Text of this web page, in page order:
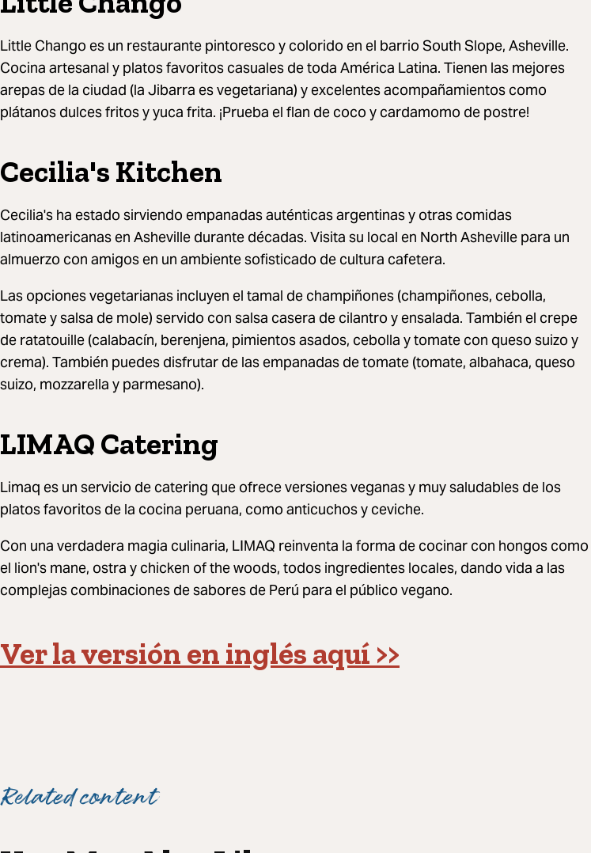
Little Chango es un restaurante pintoresco y colorido en el barrio South Slope, Asheville.
Cocina artesanal y platos favoritos casuales de toda América Latina. Tienen las mejores
arepas de la ciudad (la Jibarra es vegetariana) y excelentes acompañamientos como
plátanos dulces fritos y yuca frita. ¡Prueba el flan de coco y cardamomo de postre!
Cecilia's Kitchen
Cecilia's ha estado sirviendo empanadas auténticas argentinas y otras comidas
latinoamericanas en Asheville durante décadas. Visita su local en North Asheville para un
almuerzo con amigos en un ambiente sofisticado de cultura cafetera.
Las opciones vegetarianas incluyen el tamal de champiñones (champiñones, cebolla,
tomate y salsa de mole) servido con salsa casera de cilantro y ensalada. También el crepe
de ratatouille (calabacín, berenjena, pimientos asados, cebolla y tomate con queso suizo y
crema). También puedes disfrutar de las empanadas de tomate (tomate, albahaca, queso
suizo, mozzarella y parmesano).
LIMAQ Catering
Limaq es un servicio de catering que ofrece versiones veganas y muy saludables de los
platos favoritos de la cocina peruana, como anticuchos y ceviche.
Con una verdadera magia culinaria, LIMAQ reinventa la forma de cocinar con hongos como
el lion's mane, ostra y chicken of the woods, todos ingredientes locales, dando vida a las
complejas combinaciones de sabores de Perú para el público vegano.
Ver la versión en inglés aquí >>
Related content